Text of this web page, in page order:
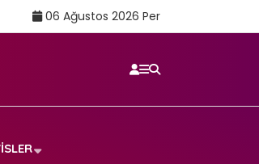
06 Ağustos 2026 Per